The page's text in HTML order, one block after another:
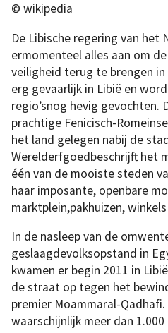
© wikipedia
De Libische regering van het
ermomenteel alles aan om
veiligheid terug te brengen
erg gevaarlijk in Libië en
regio’snog hevig gevochten.
prachtige Fenicisch-
het land gelegen nabij de
Werelderfgoedbeschrijft het
één van de mooiste steden
haar imposante, openbare
marktplein,pakhuizen,
In de nasleep van de
geslaagdevolksopstand in
kwamen er begin 2011 in
de straat op tegen het
premier Moammaral-
waarschijnlijk meer dan